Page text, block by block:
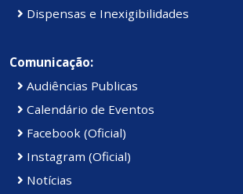
Dispensas e Inexigibilidades
Comunicação:
Audiências Publicas
Calendário de Eventos
Facebook (Oficial)
Instagram (Oficial)
Notícias